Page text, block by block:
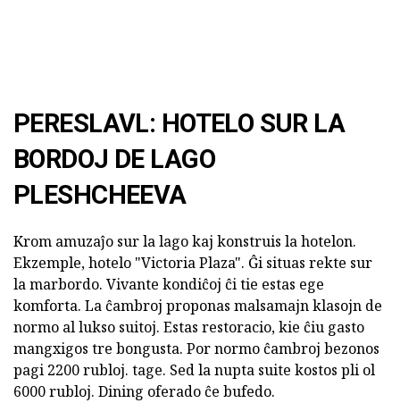
PERESLAVL: HOTELO SUR LA
BORDOJ DE LAGO
PLESHCHEEVA
Krom amuzaĵo sur la lago kaj konstruis la hotelon.
Ekzemple, hotelo "Victoria Plaza". Ĝi situas rekte sur
la marbordo. Vivante kondiĉoj ĉi tie estas ege
komforta. La ĉambroj proponas malsamajn klasojn de
normo al lukso suitoj. Estas restoracio, kie ĉiu gasto
mangxigos tre bongusta. Por normo ĉambroj bezonos
pagi 2200 rubloj. tage. Sed la nupta suite kostos pli ol
6000 rubloj. Dining oferado ĉe bufedo.